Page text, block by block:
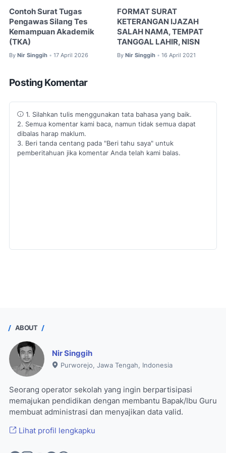
Contoh Surat Tugas
Pengawas Silang Tes
Kemampuan Akademik
(TKA)
By Nir Singgih • 17 April 2026
FORMAT SURAT
KETERANGAN IJAZAH
SALAH NAMA, TEMPAT
TANGGAL LAHIR, NISN
By Nir Singgih • 16 April 2021
Posting Komentar
1. Silahkan tulis menggunakan tata bahasa yang baik.
2. Semua komentar kami baca, namun tidak semua dapat
dibalas harap maklum.
3. Beri tanda centang pada "Beri tahu saya" untuk
pemberitahuan jika komentar Anda telah kami balas.
ABOUT
Nir Singgih
Purworejo, Jawa Tengah, Indonesia
Seorang operator sekolah yang ingin berpartisipasi
memajukan pendidikan dengan membantu Bapak/Ibu Guru
membuat administrasi dan menyajikan data valid.
Lihat profil lengkapku